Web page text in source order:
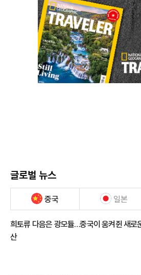
글로벌 뉴스
중국 일본
희토류 다음은 광모듈…중국이 움켜쥔 새로
산